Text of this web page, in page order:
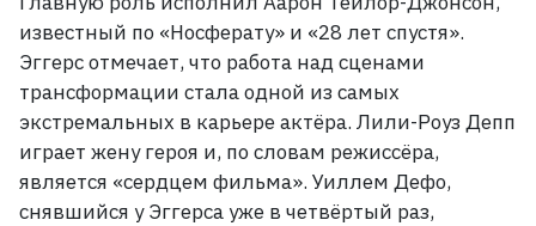
известный по «Носферату» и «28 лет спустя».
Эггерс отмечает, что работа над сценами
трансформации стала одной из самых
экстремальных в карьере актёра. Лили-Роуз Депп
играет жену героя и, по словам режиссёра,
является «сердцем фильма». Уиллем Дефо,
снявшийся у Эггерса уже в четвёртый раз,